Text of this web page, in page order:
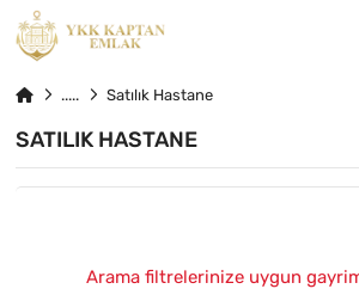
Satılık Hastane
SATILIK HASTANE
Arama filtrelerinize uygun